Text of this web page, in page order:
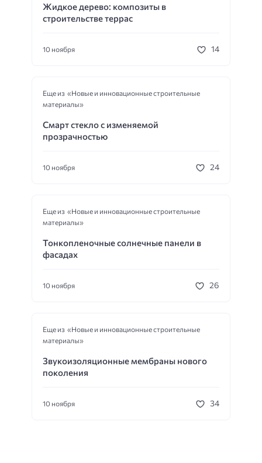
Жидкое дерево: композиты в
строительстве террас
10 ноября 14
Еще из «Новые и инновационные строительные
материалы»
Смарт стекло с изменяемой
прозрачностью
10 ноября 24
Еще из «Новые и инновационные строительные
материалы»
Тонкопленочные солнечные панели в
фасадах
10 ноября 26
Еще из «Новые и инновационные строительные
материалы»
Звукоизоляционные мембраны нового
поколения
10 ноября 34